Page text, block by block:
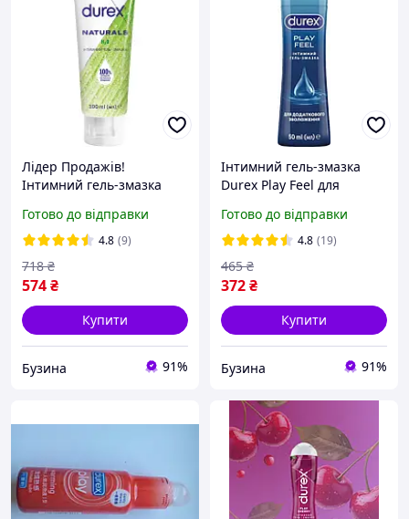
Лідер Продажів!
Інтимний гель-змазка
натуральних інгредієнтів
без барвників та
ароматизаторів
(лубрикант) 100 мл
Готово до відправки
4.8 (9)
574₴
718 ₴
Купити
Бузина 91%
Інтимний гель-змазка
Durex Play Feel для
(лубрикант) 50 мл
(4820108005297/50384831
67113)
Готово до відправки
4.8 (19)
372₴
465 ₴
Купити
Бузина 91%